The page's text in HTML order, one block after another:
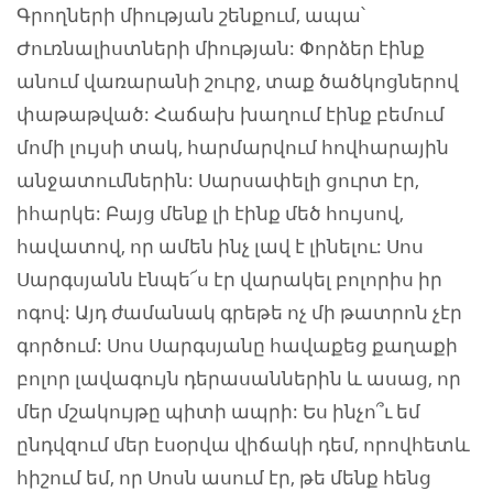
Գրողների միության շենքում, ապա՝
Ժուռնալիստների միության: Փորձեր էինք
անում վառարանի շուրջ, տաք ծածկոցներով
փաթաթված: Հաճախ խաղում էինք բեմում
մոմի լույսի տակ, հարմարվում հովհարային
անջատումներին: Սարսափելի ցուրտ էր,
իհարկե: Բայց մենք լի էինք մեծ հույսով,
հավատով, որ ամեն ինչ լավ է լինելու: Սոս
Սարգսյանն էնպե՜ս էր վարակել բոլորիս իր
ոգով: Այդ ժամանակ գրեթե ոչ մի թատրոն չէր
գործում: Սոս Սարգսյանը հավաքեց քաղաքի
բոլոր լավագույն դերասաններին և ասաց, որ
մեր մշակույթը պիտի ապրի: Ես ինչո՞ւ եմ
ընդվզում մեր էսօրվա վիճակի դեմ, որովհետև
հիշում եմ, որ Սոսն ասում էր, թե մենք հենց